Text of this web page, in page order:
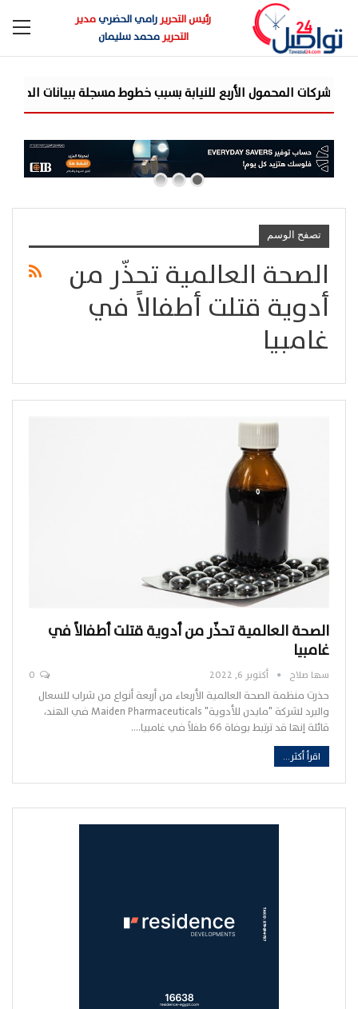
رئيس التحريررامي الحضريمدير
التحريرمحمد سليمان
شركات المحمول الأربع للنيابة بسبب خطوط مسجلة ببيانات
تصفح الوسم
الصحة العالمية تحذّر من
أدوية قتلت أطفالاً في
غامبيا
الصحة العالمية تحذّر من أدوية قتلت أطفالاً في
غامبيا
سها صلاح أكتوبر 6, 2022
حذرت منظمة الصحة العالمية الأربعاء من أربعة أنواع من شراب للسعال
والبرد لشركة "مايدن للأدوية" Maiden Pharmaceuticals في الهند،
قائلة إنها قد ترتبط بوفاة 66 طفلاً في غامبيا.…
اقرأ أكثر...